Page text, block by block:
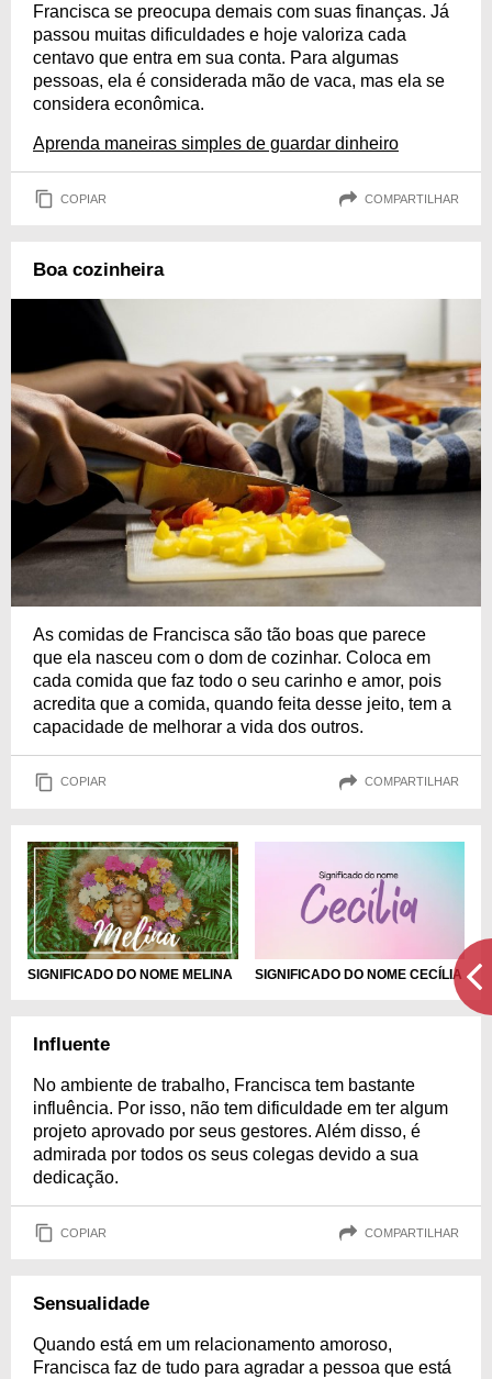
Francisca se preocupa demais com suas finanças. Já
passou muitas dificuldades e hoje valoriza cada
centavo que entra em sua conta. Para algumas
pessoas, ela é considerada mão de vaca, mas ela se
considera econômica.
Aprenda maneiras simples de guardar dinheiro
COPIAR COMPARTILHAR
Boa cozinheira
As comidas de Francisca são tão boas que parece
que ela nasceu com o dom de cozinhar. Coloca em
cada comida que faz todo o seu carinho e amor, pois
acredita que a comida, quando feita desse jeito, tem a
capacidade de melhorar a vida dos outros.
COPIAR COMPARTILHAR
SIGNIFICADO DO NOME MELINA SIGNIFICADO DO NOME CECÍLIA
Influente
No ambiente de trabalho, Francisca tem bastante
influência. Por isso, não tem dificuldade em ter algum
projeto aprovado por seus gestores. Além disso, é
admirada por todos os seus colegas devido a sua
dedicação.
COPIAR COMPARTILHAR
Sensualidade
Quando está em um relacionamento amoroso,
Francisca faz de tudo para agradar a pessoa que está